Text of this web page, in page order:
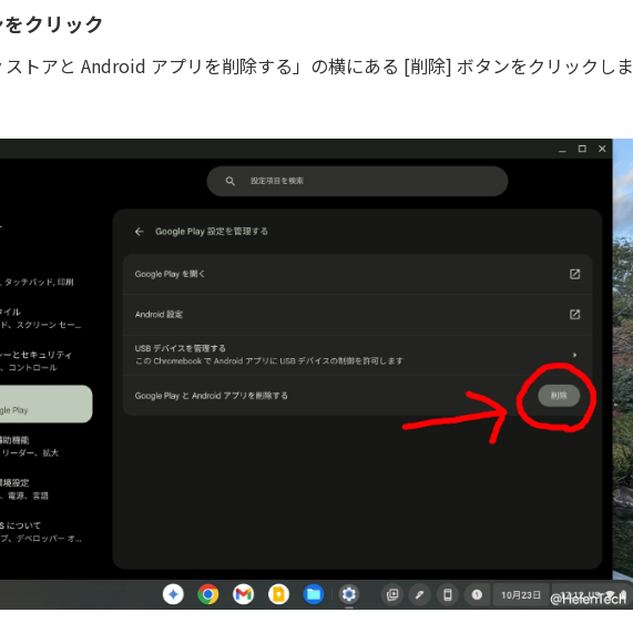
クリック
トアと Android アプリを削除する」の横にある [削除] ボタンをクリックしま